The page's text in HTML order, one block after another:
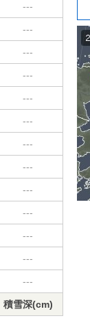
---
---
---
---
---
---
---
---
---
---
---
---
---
積雪深(cm)